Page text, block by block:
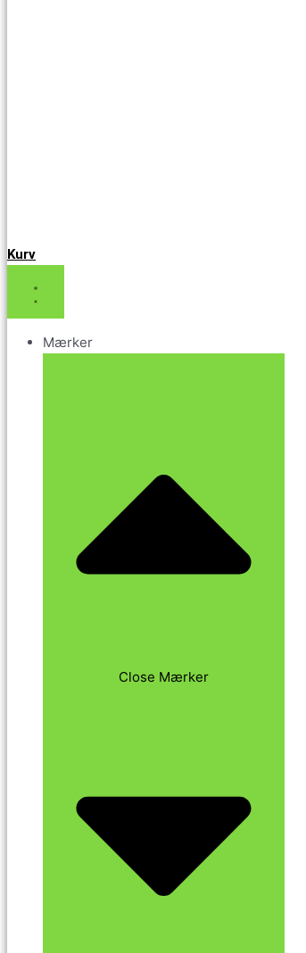
Kurv
Mærker
Close Mærker